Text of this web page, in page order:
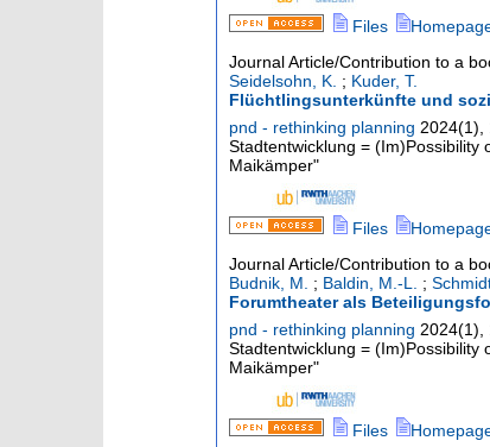
Files
Journal Article/Contribution to a
Seidelsohn, K. ; Kuder, T.
Flüchtlingsunterkünfte und
pnd - rethinking planning 2024(1),
Stadtentwicklung =
Maikämper"
Files
Journal Article/Contribution to a
Budnik, M. ; Baldin, M.-L. ;
Forumtheater als
pnd - rethinking planning 2024(1),
Stadtentwicklung =
Maikämper"
Files